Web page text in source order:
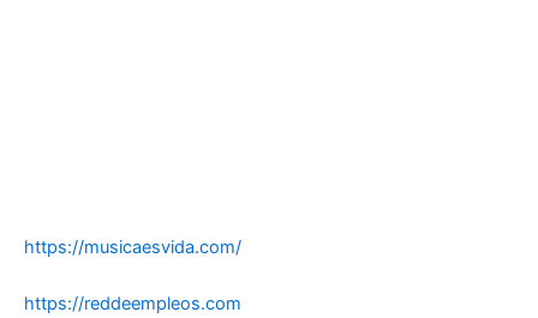
https://musicaesvida.com/
https://reddeempleos.com